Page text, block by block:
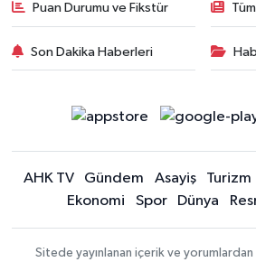
Puan Durumu ve Fikstür
Son Dakika Haberleri
AHK TV Gündem Asayiş Turizm
Ekonomi
Spor Dünya
Sitede yayınlanan içerik ve yorumlardan